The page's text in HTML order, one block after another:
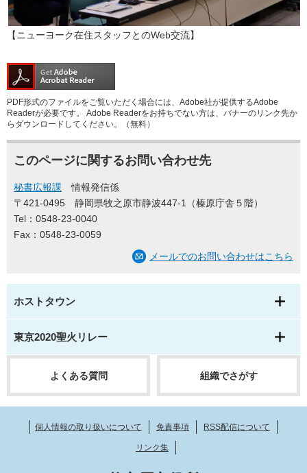
【ニューヨーク在住スタッフとのWeb交流】
PDF形式のファイルをご覧いただく場合には、Adobe社が提供するAdobe
Readerが必要です。
Adobe Readerをお持ちでない方は、バナーのリンク先か
らダウンロードしてください。（無料）
このページに関するお問い合わせ先
秘書広報課
情報発信係
〒421-0495
静岡県牧之原市静波447-1（榛原庁舎５階）
Tel：0548-23-0040
Fax：0548-23-0059
メールでのお問い合わせはこちら
ホストタウン
東京2020聖火リレー
よくある質問 組織でさがす
個人情報の取り扱いについて 免責事項 RSS配信について
リンク集